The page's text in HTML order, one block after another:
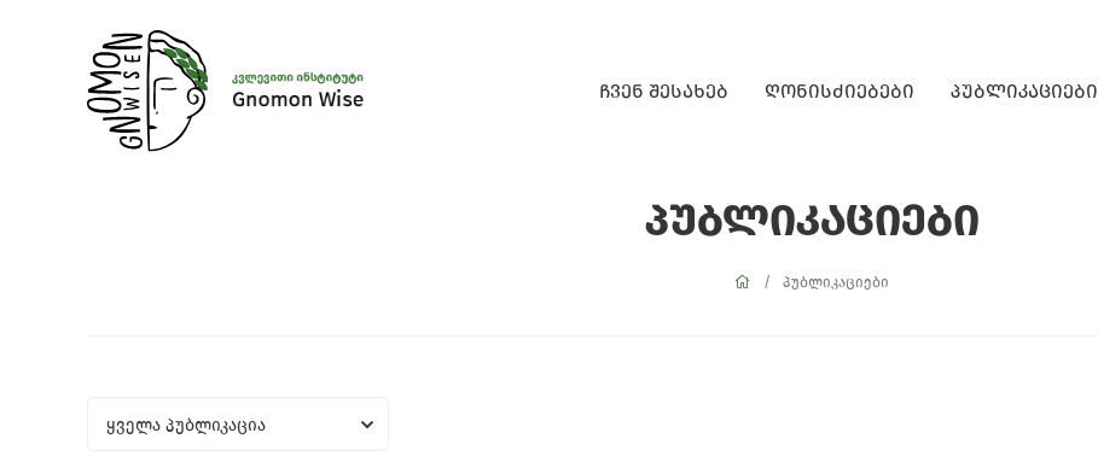
ჩვენ შესახებ ღონისძიებები პუბლიკაციები
პუბლიკაციები
პუბლიკაციები
ყველა პუბლიკაცია